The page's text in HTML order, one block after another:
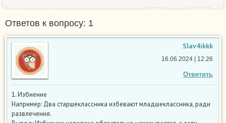
Ответов к вопросу: 1
Slav4ikkk
Ответить
16.06.2024 | 12:26
1. Избиение
Например: Два старшеклассника избевают младшеклассника, ради
развлечения.